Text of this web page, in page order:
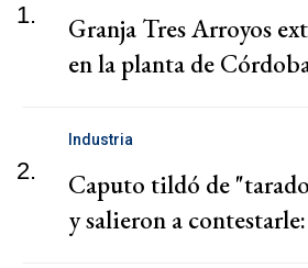
1.
Granja Tres Arroyos
en la planta de
2.
Industria
Caputo tildó de
y salieron a